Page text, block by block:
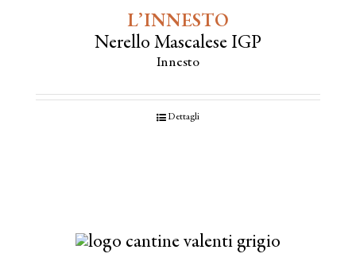
L’INNESTO
Nerello Mascalese IGP
Innesto
Dettagli